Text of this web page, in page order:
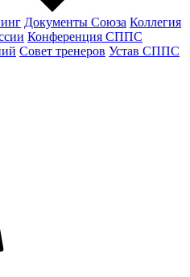
Документы Cоюза Коллегия
Конференция СППС
Совет тренеров Устав СППС